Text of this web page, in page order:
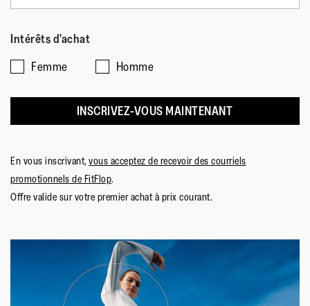
Intérêts d'achat
Femme
Homme
INSCRIVEZ-VOUS MAINTENANT
En vous inscrivant, vous acceptez de recevoir des courriels
promotionnels de FitFlop.
Offre valide sur votre premier achat à prix courant.